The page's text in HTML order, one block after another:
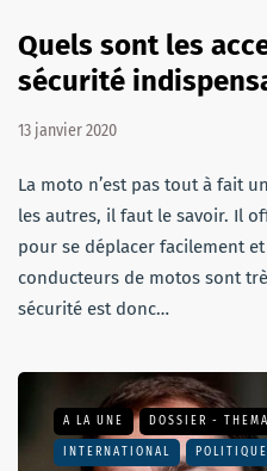
Quels sont les
sécurité
13 janvier 2020
La moto n’est pas tout à fait
les autres, il faut le savoir. Il
pour se déplacer facilement
conducteurs de motos sont
sécurité est donc…
A LA UNE DOSSIER - THEMA
INTERNATIONAL POLITIQUE